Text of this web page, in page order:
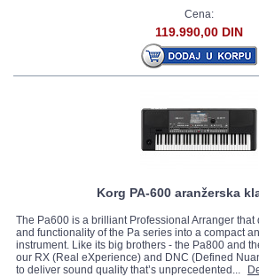
Cena:
119.990,00 DIN
Korg PA-600 aranžerska
The Pa600 is a brilliant Professional Arranger that
and functionality of the Pa series into a compact
instrument. Like its big brothers - the Pa800 and
our RX (Real eXperience) and DNC (Defined
to deliver sound quality that’s unprecedented...